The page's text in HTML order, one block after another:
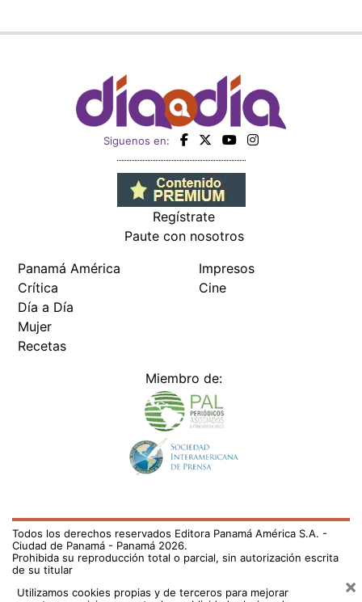
Siguenos en:
Regístrate
Paute con nosotros
Panamá América
Crítica
Día a Día
Mujer
Recetas
Impresos
Cine
Miembro de:
Todos los derechos reservados Editora Panamá América S.A. -
Ciudad de Panamá - Panamá 2026.
Prohibida su reproducción total o parcial, sin autorización escrita
de su titular
Utilizamos cookies propias y de terceros para mejorar
×